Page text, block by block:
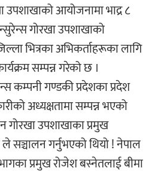
आयोजनामा भाद्र ८
गोरखा उपशाखाको
भित्रका अभिकर्ताहरूका लागि
सम्पन्न गरेको छ ।
कम्पनी गण्डकी प्रदेशका प्रदेश
अध्यक्षतामा सम्पन्न भएको
गोरखा उपशाखाका प्रमुख
ले सञ्चालन गर्नुभएको थियो ! नेपाल
प्रमुख रोजेश बस्नेतलाई बीमा